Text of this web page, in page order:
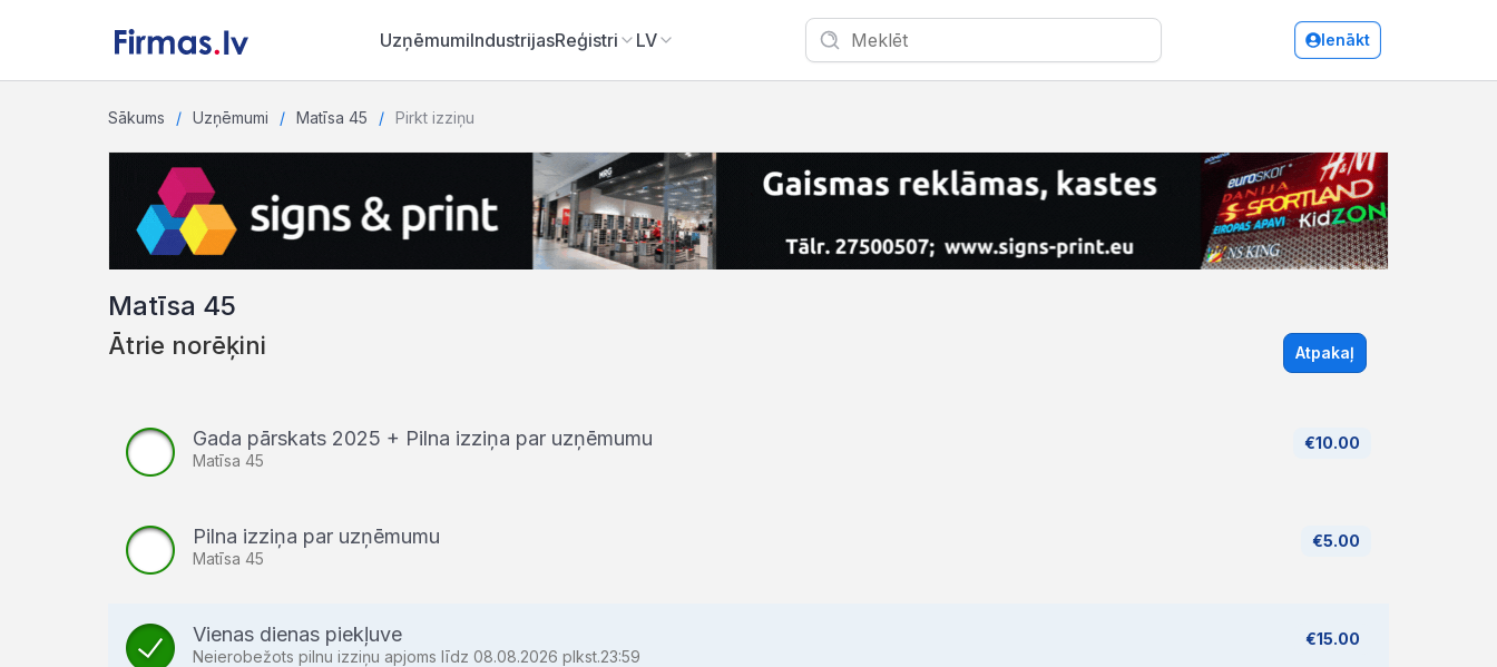
UzņēmumiIndustrijasReģistri LV Ienākt
Sākums Uzņēmumi Matīsa 45 Pirkt izziņu
Matīsa 45
Ātrie norēķini Atpakaļ
€10.00
Gada pārskats 2025 + Pilna izziņa par uzņēmumu
Matīsa 45
€5.00
Pilna izziņa par uzņēmumu
Matīsa 45
€15.00
Vienas dienas piekļuve
Neierobežots pilnu izziņu apjoms līdz 08.08.2026 plkst.23:59